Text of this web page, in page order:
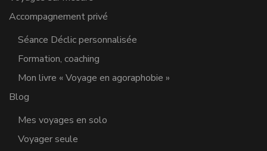
Accompagnement privé
Séance Déclic personnalisée
Formation, coaching
Mon livre « Voyage en agoraphobie »
Blog
Mes voyages en solo
Voyager seule